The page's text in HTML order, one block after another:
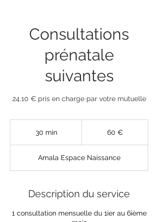
Tarifs & rendez-vous
Contact
Consultations
prénatale
suivantes
24.10 € pris en charge par votre mutuelle
30 min3
i
n
60 €
Amala Espace Naissance
Description du service
1 consultation mensuelle du 1ier au 6ième